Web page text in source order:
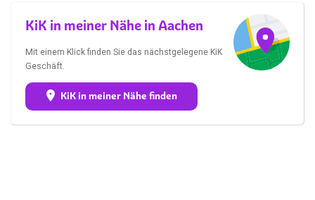
KiK in meiner Nähe in Aachen
Mit einem Klick finden Sie das nächstgelegene KiK
Geschäft.
KiK in meiner Nähe finden